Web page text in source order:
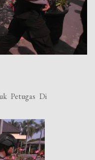
Petugas Di